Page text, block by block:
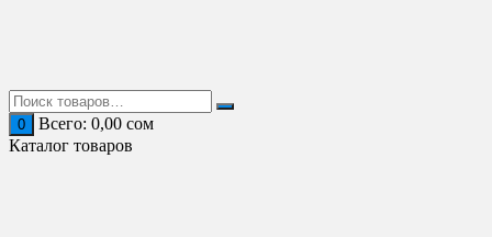
0 Всего: 0,00 сом
Каталог товаров